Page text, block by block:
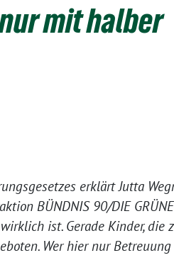
mit halber
erklärt Jutta
BÜNDNIS 90/DIE
ist. Gerade Kinder, die
Wer hier nur Betreuung